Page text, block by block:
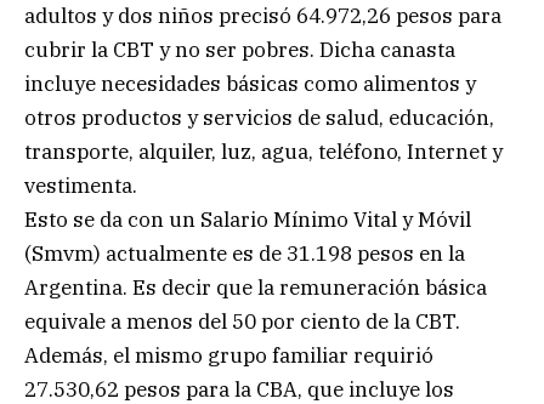
adultos y dos niños precisó 64.972,26 pesos para
cubrir la CBT y no ser pobres. Dicha canasta
incluye necesidades básicas como alimentos y
otros productos y servicios de salud, educación,
transporte, alquiler, luz, agua, teléfono, Internet y
vestimenta.
Esto se da con un Salario Mínimo Vital y Móvil
(Smvm) actualmente es de 31.198 pesos en la
Argentina. Es decir que la remuneración básica
equivale a menos del 50 por ciento de la CBT.
Además, el mismo grupo familiar requirió
27.530,62 pesos para la CBA, que incluye los